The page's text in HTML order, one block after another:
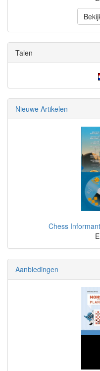
Talen
Nieuwe Artikelen
Chess
Aanbiedingen